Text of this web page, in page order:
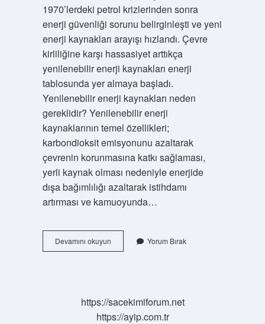
1970’lerdeki petrol krizlerinden sonra
enerji güvenliği sorunu belirginleşti ve yeni
enerji kaynakları arayışı hızlandı. Çevre
kirliliğine karşı hassasiyet arttıkça
yenilenebilir enerji kaynakları enerji
tablosunda yer almaya başladı.
Yenilenebilir enerji kaynakları neden
gereklidir? Yenilenebilir enerji
kaynaklarının temel özellikleri;
karbondioksit emisyonunu azaltarak
çevrenin korunmasına katkı sağlaması,
yerli kaynak olması nedeniyle enerjide
dışa bağımlılığı azaltarak istihdamı
artırması ve kamuoyunda…
Devamını okuyunYenilenebilir
Enerji
Yorum Bırak
https://sacekimiforum.net
https://ayip.com.tr